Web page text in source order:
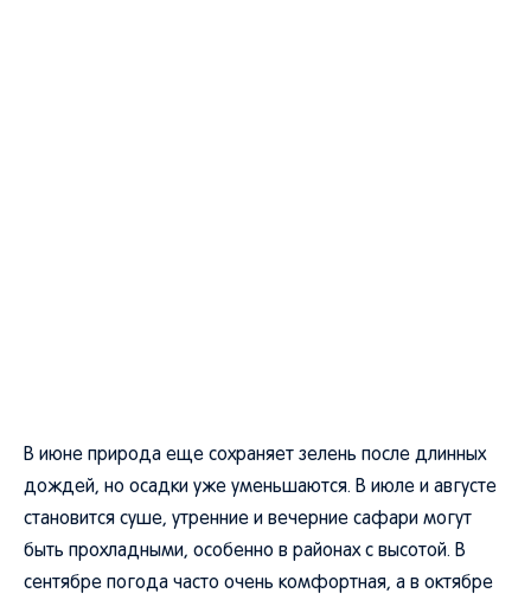
В июне природа еще сохраняет зелень после длинных
дождей, но осадки уже уменьшаются. В июле и августе
становится суше, утренние и вечерние сафари могут
быть прохладными, особенно в районах с высотой. В
сентябре погода часто очень комфортная, а в октябре